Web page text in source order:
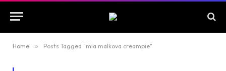
Home » Posts Tagged "mia malkova creampie"